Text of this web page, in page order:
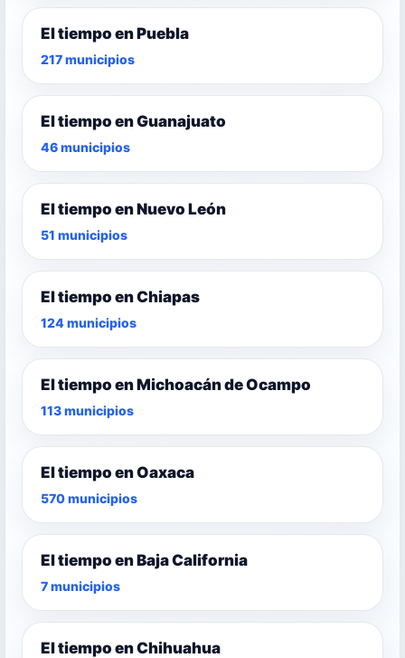
El tiempo en Puebla
217 municipios
El tiempo en Guanajuato
46 municipios
El tiempo en Nuevo León
51 municipios
El tiempo en Chiapas
124 municipios
El tiempo en Michoacán de Ocampo
113 municipios
El tiempo en Oaxaca
570 municipios
El tiempo en Baja California
7 municipios
El tiempo en Chihuahua